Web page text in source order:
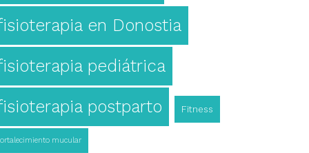
en Donostia
pediátrica
postparto Fitness
mucular